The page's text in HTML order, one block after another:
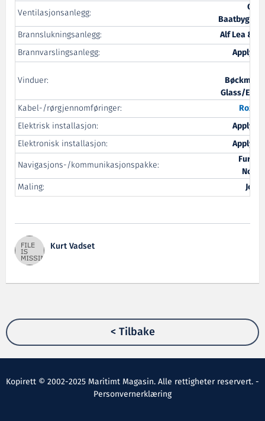
Ventilasjonsanlegg:
Oma
Baatbyggeri
Brannslukningsanlegg:
Alf Lea & Co
Brannvarslingsanlegg:
Apply TB
Vinduer:
Bøckmann
Glass/Ertec
Kabel-/rørgjennomføringer:
Roxtec
Elektrisk installasjon:
Apply TB
Elektronisk installasjon:
Apply TB
Navigasjons-/kommunikasjonspakke:
Furuno
Norge
Maling:
Jotun
Kurt Vadset
< Tilbake
Kopirett © 2002-2025 Maritimt Magasin. Alle rettigheter reservert. -
Personvernerklæring